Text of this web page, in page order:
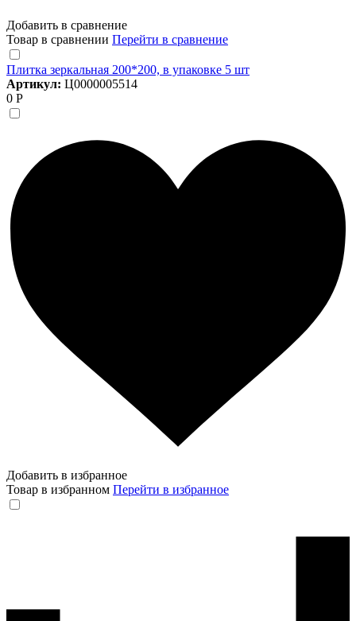
Добавить в сравнение
Товар в сравнении Перейти в сравнение
Плитка зеркальная 200*200, в упаковке 5 шт
Артикул: Ц0000005514
0 Р
Добавить в избранное
Товар в избранном Перейти в избранное